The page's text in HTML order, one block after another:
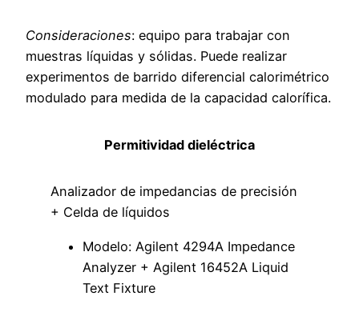
Consideraciones: equipo para trabajar con
muestras líquidas y sólidas. Puede realizar
experimentos de barrido diferencial calorimétrico
modulado para medida de la capacidad calorífica.
Permitividad dieléctrica
Analizador de impedancias de precisión
+ Celda de líquidos
Modelo: Agilent 4294A Impedance
Analyzer + Agilent 16452A Liquid
Text Fixture